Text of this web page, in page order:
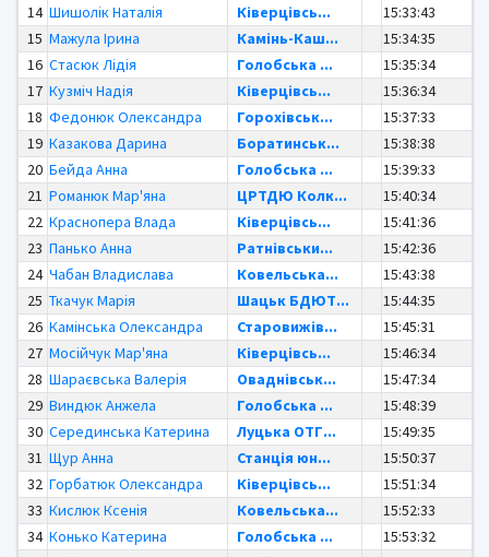
14 Шишолік Наталія Ківерцівсь...
15:33:43
15 Мажула Ірина Камінь-Каш...
15:34:35
16 Стасюк Лідія Голобська ...
15:35:34
17 Кузміч Надія Ківерцівсь...
15:36:34
18 Федонюк Олександра Горохівськ...
15:37:33
19 Казакова Дарина Боратинськ...
15:38:38
20 Бейда Анна Голобська ...
15:39:33
21 Романюк Мар'яна ЦРТДЮ Колк...
15:40:34
22 Краснопера Влада Ківерцівсь...
15:41:36
23 Панько Анна Ратнівськи...
15:42:36
24 Чабан Владислава Ковельська...
15:43:38
25 Ткачук Марія Шацьк БДЮТ...
15:44:35
26 Камінська Олександра Старовижів...
15:45:31
27 Мосійчук Мар'яна Ківерцівсь...
15:46:34
28 Шараєвська Валерія Оваднівськ...
15:47:34
29 Виндюк Анжела Голобська ...
15:48:39
30 Серединська Катерина Луцька ОТГ...
15:49:35
31 Щур Анна Станція юн...
15:50:37
32 Горбатюк Олександра Ківерцівсь...
15:51:34
33 Кислюк Ксенія Ковельська...
15:52:33
34 Конько Катерина Голобська ...
15:53:32